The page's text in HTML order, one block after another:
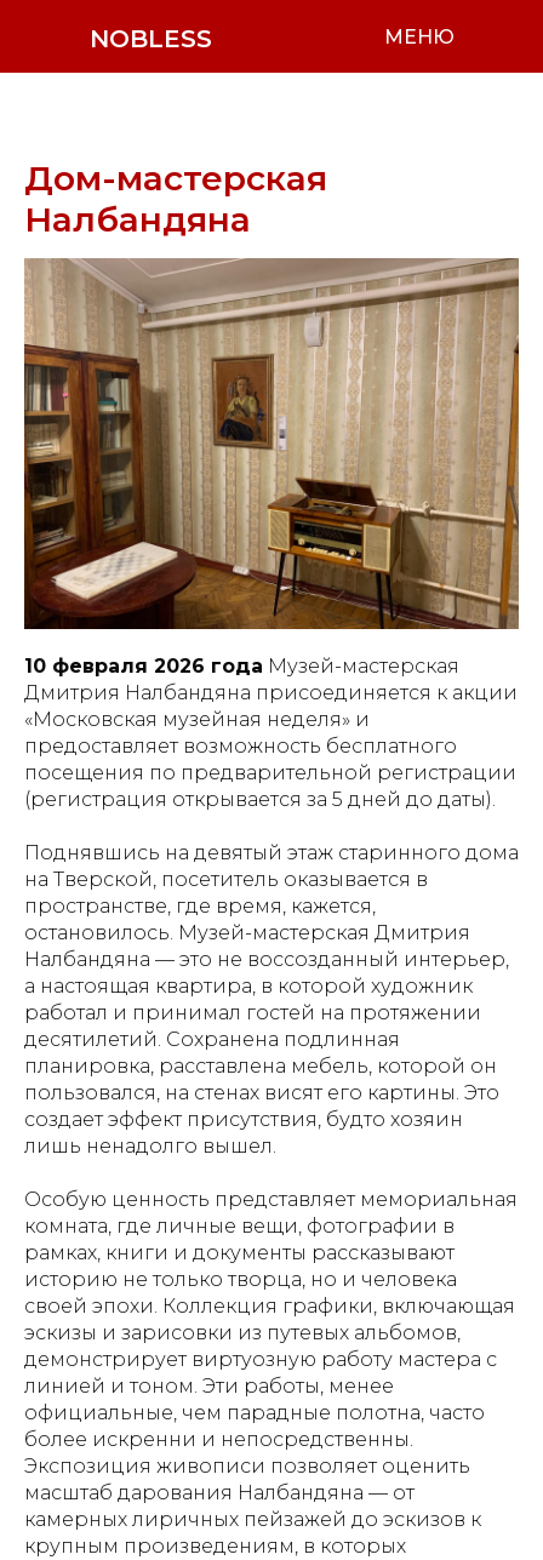
NOBLESS МЕНЮ
Дом-мастерская
Налбандяна
10 февраля 2026 года Музей-мастерская
Дмитрия Налбандяна присоединяется к акции
«Московская музейная неделя» и
предоставляет возможность бесплатного
посещения по предварительной регистрации
(регистрация открывается за 5 дней до даты).
Поднявшись на девятый этаж старинного дома
на Тверской, посетитель оказывается в
пространстве, где время, кажется,
остановилось. Музей-мастерская Дмитрия
Налбандяна — это не воссозданный интерьер,
а настоящая квартира, в которой художник
работал и принимал гостей на протяжении
десятилетий. Сохранена подлинная
планировка, расставлена мебель, которой он
пользовался, на стенах висят его картины. Это
создает эффект присутствия, будто хозяин
лишь ненадолго вышел.
Особую ценность представляет мемориальная
комната, где личные вещи, фотографии в
рамках, книги и документы рассказывают
историю не только творца, но и человека
своей эпохи. Коллекция графики, включающая
эскизы и зарисовки из путевых альбомов,
демонстрирует виртуозную работу мастера с
линией и тоном. Эти работы, менее
официальные, чем парадные полотна, часто
более искренни и непосредственны.
Экспозиция живописи позволяет оценить
масштаб дарования Налбандяна — от
камерных лиричных пейзажей до эскизов к
крупным произведениям, в которых